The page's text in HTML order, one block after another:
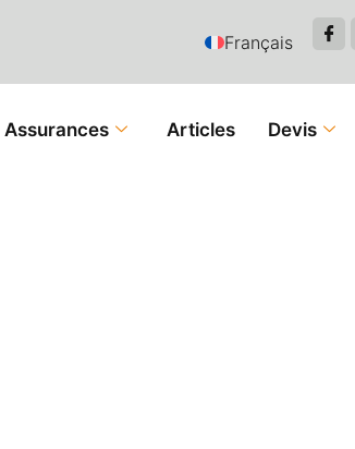
Français
Assurances Articles Devis